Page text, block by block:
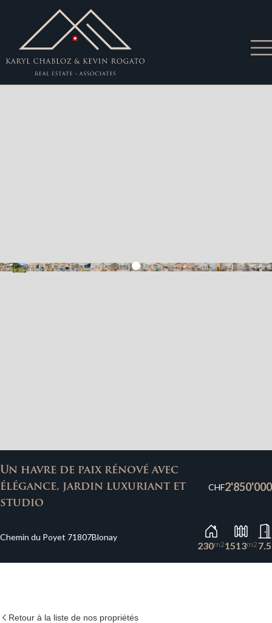
Un havre de paix rénové avec
élégance, jardin luxuriant et
studio
CHF2'850'000
Chemin du Poyet 71807Blonay
230m21513m2 7.5
Retour à la liste de nos propriétés